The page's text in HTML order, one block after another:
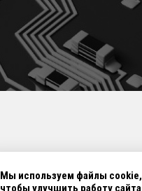
Мы используем файлы cookie,
чтобы улучшить работу сайта